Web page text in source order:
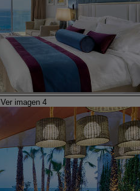
Ver imagen 4